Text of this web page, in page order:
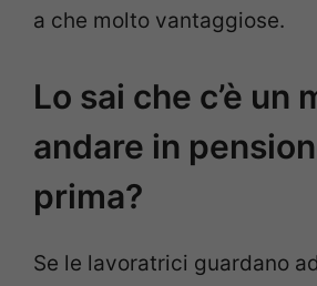
a che molto vantaggiose.
Lo sai che c’è un
andare in
prima?
Se le lavoratrici guardano